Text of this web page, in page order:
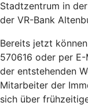
Stadtzentrum in
der VR-Bank
Bereits jetzt
570616 oder per
der entstehenden
Mitarbeiter der
sich über